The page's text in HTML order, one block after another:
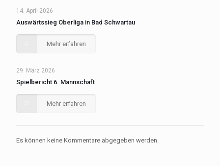
14. April 2026
Auswärtssieg Oberliga in Bad Schwartau
Mehr erfahren
29. März 2026
Spielbericht 6. Mannschaft
Mehr erfahren
Es können keine Kommentare abgegeben werden.